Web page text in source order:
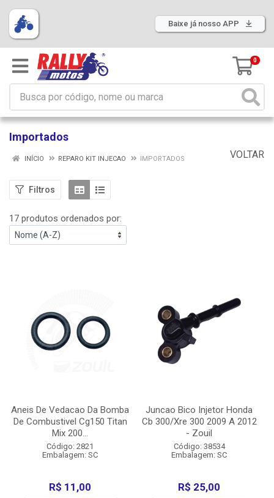
Baixe já nosso APP
0
Importados
VOLTAR
INÍCIO REPARO KIT INJECAO IMPORTADOS
Filtros
17 produtos ordenados por:
Aneis De Vedacao Da Bomba
De Combustivel Cg150 Titan
Mix 200...
Código: 2821
Embalagem: SC
R$ 11,00
Juncao Bico Injetor Honda
Cb 300/Xre 300 2009 A 2012
- Zouil
Código: 38534
Embalagem: SC
R$ 25,00